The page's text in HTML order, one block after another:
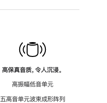
高保真音质，令人沉浸。
高振幅低音单元
五高音单元波束成形阵列